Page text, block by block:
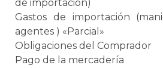
de importación)
Gastos de importación
agentes ) «Parcial»
Obligaciones del Comprador
Pago de la mercadería